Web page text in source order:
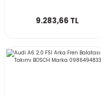
9.283,66 TL